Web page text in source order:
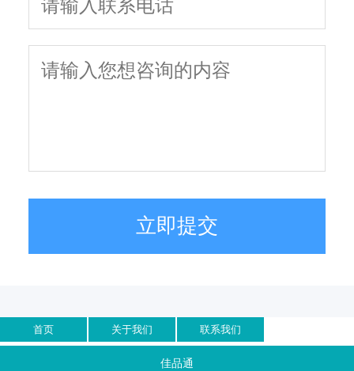
立即提交
首页 关于我们 联系我们
佳品通